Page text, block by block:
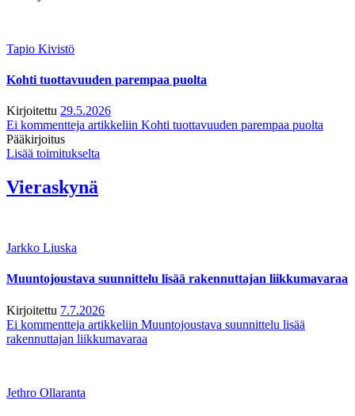
Tapio Kivistö
Kohti tuottavuuden parempaa puolta
Kirjoitettu 29.5.2026
Ei kommentteja artikkeliin Kohti tuottavuuden parempaa puolta
Pääkirjoitus
Lisää toimitukselta
Vieraskynä
Jarkko Liuska
Muuntojoustava suunnittelu lisää rakennuttajan liikkumavaraa
Kirjoitettu 7.7.2026
Ei kommentteja artikkeliin Muuntojoustava suunnittelu lisää
rakennuttajan liikkumavaraa
Jethro Ollaranta